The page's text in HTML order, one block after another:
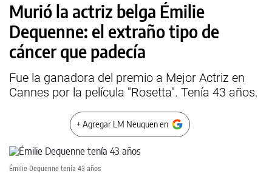
Murió la actriz belga Émilie
Dequenne: el extraño tipo de
cáncer que padecía
Fue la ganadora del premio a Mejor Actriz en
Cannes por la película "Rosetta". Tenía 43 años.
+ Agregar LM Neuquen en
Émilie Dequenne tenía 43 años